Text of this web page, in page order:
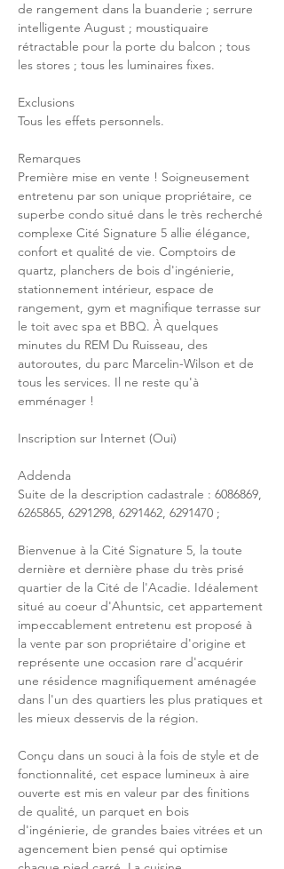
de rangement dans la buanderie ; serrure
intelligente August ; moustiquaire
rétractable pour la porte du balcon ; tous
les stores ; tous les luminaires fixes.
Exclusions
Tous les effets personnels.
Remarques
Première mise en vente ! Soigneusement
entretenu par son unique propriétaire, ce
superbe condo situé dans le très recherché
complexe Cité Signature 5 allie élégance,
confort et qualité de vie. Comptoirs de
quartz, planchers de bois d'ingénierie,
stationnement intérieur, espace de
rangement, gym et magnifique terrasse sur
le toit avec spa et BBQ. À quelques
minutes du REM Du Ruisseau, des
autoroutes, du parc Marcelin-Wilson et de
tous les services. Il ne reste qu'à
emménager !
Inscription sur Internet (Oui)
Addenda
Suite de la description cadastrale : 6086869,
6265865, 6291298, 6291462, 6291470 ;
Bienvenue à la Cité Signature 5, la toute
dernière et dernière phase du très prisé
quartier de la Cité de l'Acadie. Idéalement
situé au coeur d'Ahuntsic, cet appartement
impeccablement entretenu est proposé à
la vente par son propriétaire d'origine et
représente une occasion rare d'acquérir
une résidence magnifiquement aménagée
dans l'un des quartiers les plus pratiques et
les mieux desservis de la région.
Conçu dans un souci à la fois de style et de
fonctionnalité, cet espace lumineux à aire
ouverte est mis en valeur par des finitions
de qualité, un parquet en bois
d'ingénierie, de grandes baies vitrées et un
agencement bien pensé qui optimise